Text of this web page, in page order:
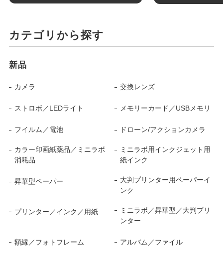
カテゴリから探す
新品
カメラ 交換レンズ
ストロボ／LEDライト メモリーカード／USBメモリ
フイルム／電池 ドローン/アクションカメラ
カラー印画紙薬品／ミニラボ
消耗品
ミニラボ用インクジェット用
紙インク
昇華型ペーパー
大判プリンター用ペーパーイ
ンク
プリンター／インク／用紙
ミニラボ／昇華型／大判プリ
ンター
額縁／フォトフレーム アルバム／ファイル